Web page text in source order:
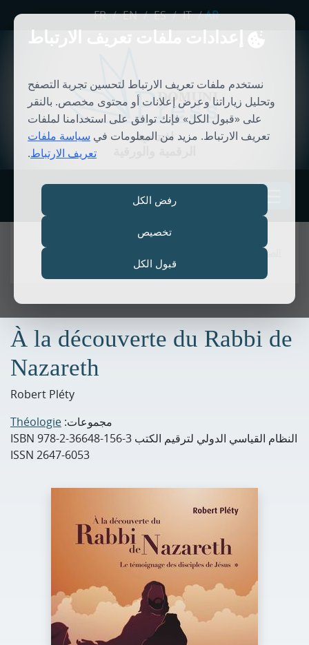
إعدادات ملفات تعريف الارتباط
نستخدم ملفات تعريف الارتباط لتحسين تجربة التصفح
وتحليل زياراتنا وعرض إعلانات أو محتوى مخصص. بالنقر
على «قبول الكل» فإنك توافق على استخدامنا لملفات
تعريف الارتباط. مزيد من المعلومات في سياسة ملفات
تعريف الارتباط.
رفض الكل
تخصيص
قبول الكل
FR / EN / ES / IT /AR
افتتاحية
الصفحة الرئيسية
À la découverte du Rabbi de
Nazareth
Robert Pléty
مجموعات: Théologie
النظام القياسي الدولي لترقيم الكتب ISBN 978-2-36648-156-3
ISSN 2647-6053